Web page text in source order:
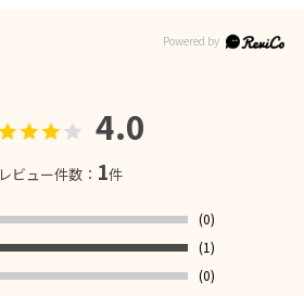
4.0
レビュー件数： 1件
(0)
(1)
(0)